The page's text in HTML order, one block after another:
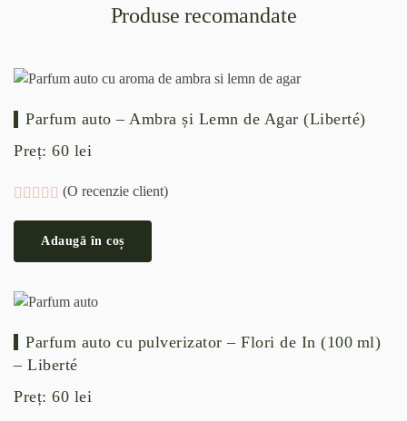
Produse recomandate
Parfum auto – Ambra și Lemn de Agar (Liberté)
Preț: 60 lei
Evaluat la5.00din 5 pe baza unei singure evaluări
(O recenzie client)
Adaugă în coș
Parfum auto cu pulverizator – Flori de In (100 ml)
– Liberté
Preț: 60 lei